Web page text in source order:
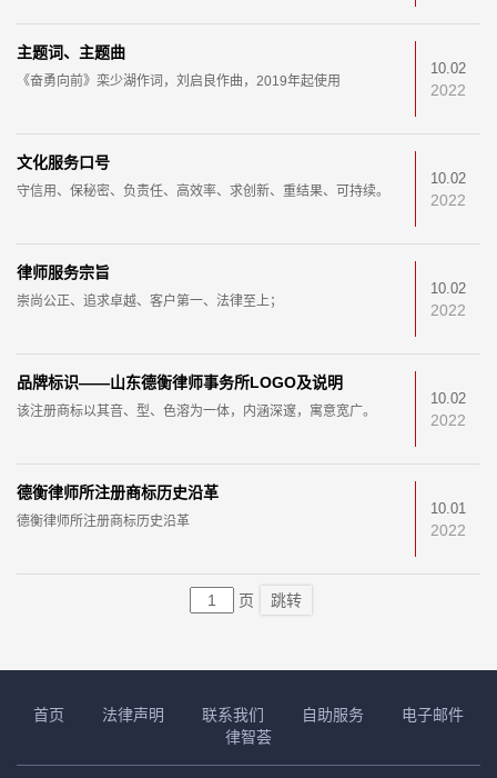
主题词、主题曲
《奋勇向前》栾少湖作词，刘启良作曲，2019年起使用
10.02
2022
文化服务口号
守信用、保秘密、负责任、高效率、求创新、重结果、可持续。
10.02
2022
律师服务宗旨
崇尚公正、追求卓越、客户第一、法律至上；
10.02
2022
品牌标识——山东德衡律师事务所LOGO及说明
该注册商标以其音、型、色溶为一体，内涵深邃，寓意宽广。
10.02
2022
德衡律师所注册商标历史沿革
德衡律师所注册商标历史沿革
10.01
2022
页 跳转
首页 法律声明 联系我们 自助服务
电子邮件
律智荟